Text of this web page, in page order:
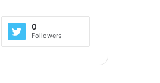
0
Followers